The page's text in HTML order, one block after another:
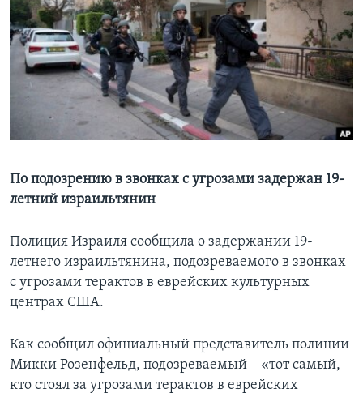
Learning English
СОЦИАЛЬНЫЕ СЕТИ
По подозрению в звонках с угрозами задержан 19-
летний израильтянин
Полиция Израиля сообщила о задержании 19-
летнего израильтянина, подозреваемого в звонках
с угрозами терактов в еврейских культурных
центрах США.
Как сообщил официальный представитель полиции
Микки Розенфельд, подозреваемый – «тот самый,
кто стоял за угрозами терактов в еврейских